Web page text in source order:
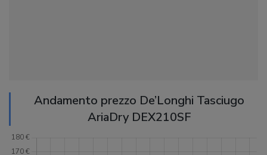
Andamento prezzo De’Longhi Tasciugo
AriaDry DEX210SF